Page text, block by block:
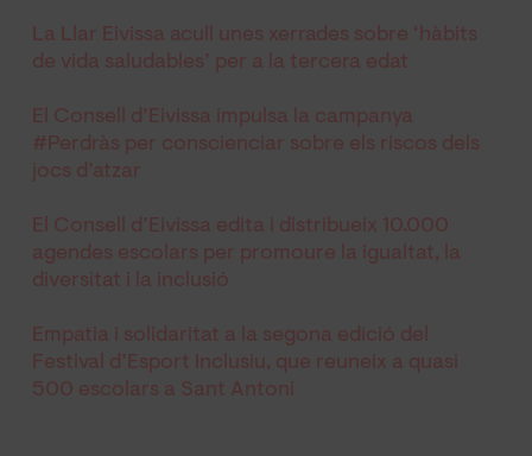
La Llar Eivissa acull unes xerrades sobre ‘hàbits
de vida saludables’ per a la tercera edat
El Consell d’Eivissa impulsa la campanya
#Perdràs per conscienciar sobre els riscos dels
jocs d’atzar
El Consell d’Eivissa edita i distribueix 10.000
agendes escolars per promoure la igualtat, la
diversitat i la inclusió
Empatia i solidaritat a la segona edició del
Festival d’Esport Inclusiu, que reuneix a quasi
500 escolars a Sant Antoni